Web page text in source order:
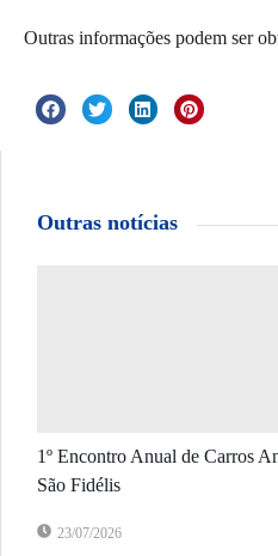
Outras informações podem ser
Outras notícias
1º Encontro Anual de Carros
São Fidélis
23/07/2026